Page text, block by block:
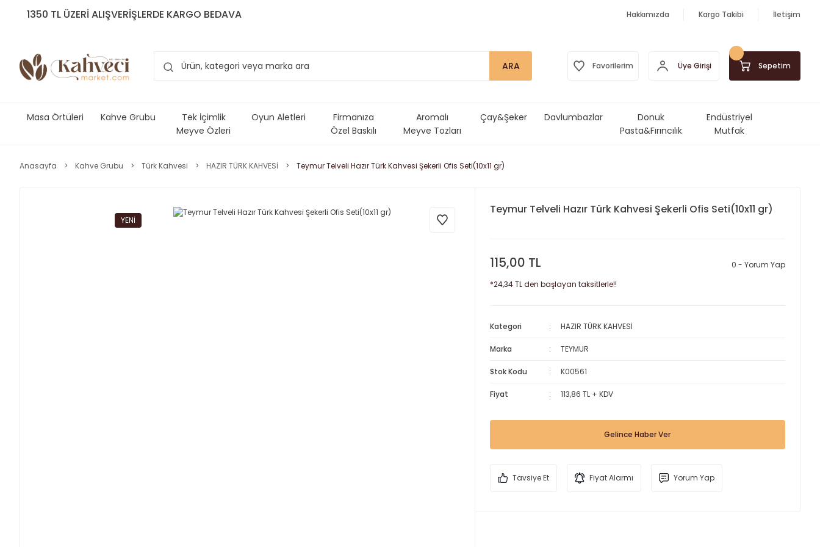
1350 TL ÜZERİ ALIŞVERİŞLERDE KARGO BEDAVA Hakkımızda Kargo Takibi İletişim
ARA Favorilerim Üye Girişi Sepetim
Masa Örtüleri Kahve Grubu
Tek İçimlik
Meyve Özleri
Oyun Aletleri
Firmanıza
Özel Baskılı
Aromalı
Meyve Tozları
Çay&Şeker Davlumbazlar
Donuk
Pasta&Fırıncılık
Endüstriyel
Mutfak
Anasayfa Kahve Grubu Türk Kahvesi HAZIR TÜRK KAHVESİ Teymur Telveli Hazır Türk Kahvesi Şekerli Ofis Seti(10x11 gr)
YENİ
Teymur Telveli Hazır Türk Kahvesi Şekerli Ofis Seti(10x11 gr)
115,00 TL
0 - Yorum Yap
*24,34 TL den başlayan taksitlerle!!
Kategori HAZIR TÜRK KAHVESİ
Marka TEYMUR
Stok Kodu K00561
Fiyat 113,86 TL + KDV
Gelince Haber Ver
Tavsiye Et Fiyat Alarmı Yorum Yap